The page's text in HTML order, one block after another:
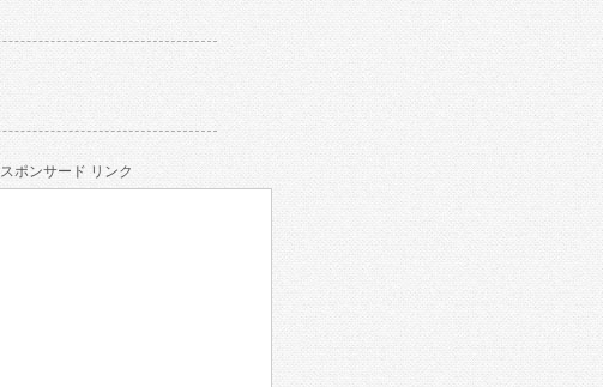
スポンサード リンク